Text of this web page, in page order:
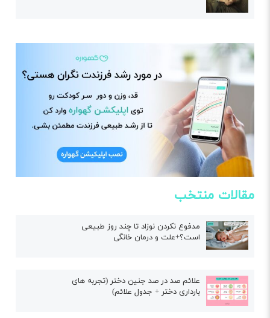
مقالات منتخب
مدفوع نکردن نوزاد تا چند روز طبیعی
است؟+علت و درمان خانگی
علائم صد در صد جنین دختر (تجربه های
بارداری دختر + جدول علائم)